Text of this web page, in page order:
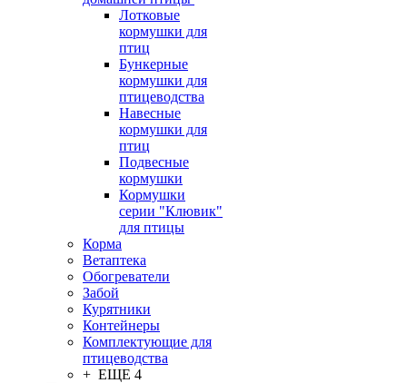
Лотковые
кормушки для
птиц
Бункерные
кормушки для
птицеводства
Навесные
кормушки для
птиц
Подвесные
кормушки
Кормушки
серии "Клювик"
для птицы
Корма
Ветаптека
Обогреватели
Забой
Курятники
Контейнеры
Комплектующие для
птицеводства
+ ЕЩЕ 4